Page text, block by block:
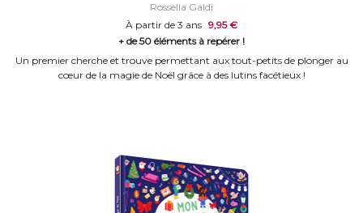
Rossella Galdi
À partir de 3 ans 9,95 €
+ de 50 éléments à repérer !
Un premier cherche et trouve permettant aux tout-petits de plonger au
cœur de la magie de Noël grâce à des lutins facétieux !